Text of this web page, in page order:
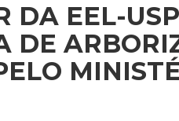
DA EEL-
DE